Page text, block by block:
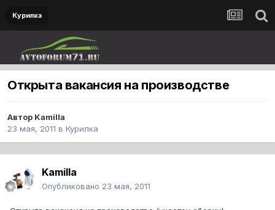
Курилка
Открыта вакансия на производстве
Автор Kamilla
23 мая, 2011 в Курилка
Kamilla
Опубликовано 23 мая, 2011